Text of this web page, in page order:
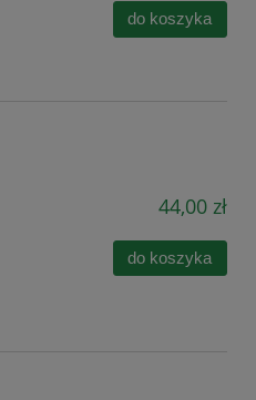
do koszyka
44,00 zł
do koszyka